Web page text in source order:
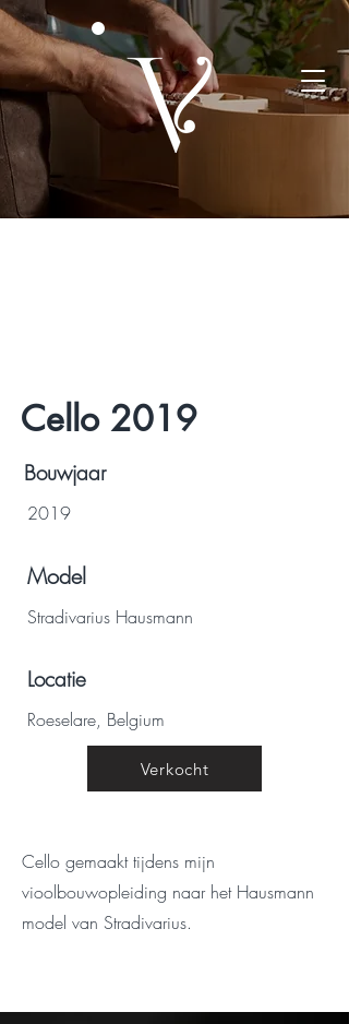
Cello 2019
Bouwjaar
2019
Model
Stradivarius Hausmann
Locatie
Roeselare, Belgium
Verkocht
Cello gemaakt tijdens mijn
vioolbouwopleiding naar het Hausmann
model van Stradivarius.